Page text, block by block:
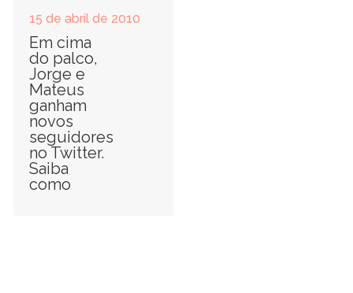
15 de abril de 2010
Em cima
do palco,
Jorge e
Mateus
ganham
novos
seguidores
no Twitter.
Saiba
como